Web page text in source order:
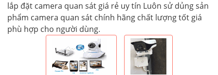
lắp đặt camera quan sát giá rẻ uy tín Luôn sử dủng sản
phẩm camera quan sát chính hãng chất lượng tốt giá
phù hợp cho người dùng.